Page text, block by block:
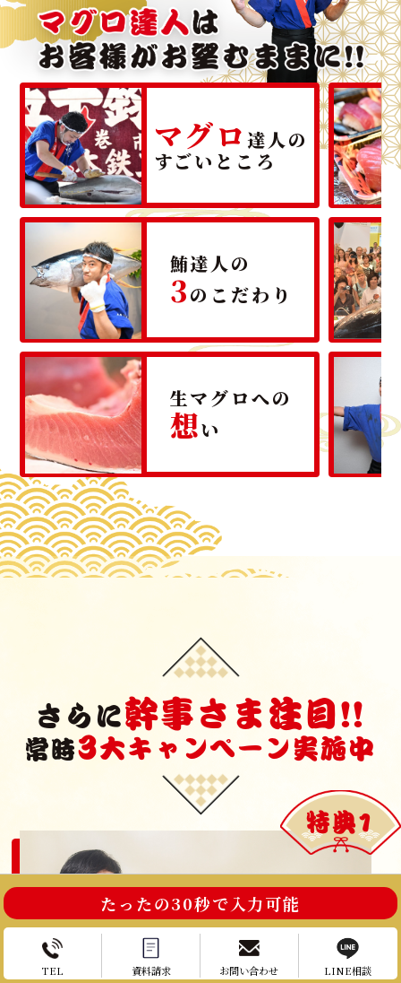
たったの30秒で入力可能
TEL 資料請求 お問い合わせ LINE相談
マグロ 達人の
すごいところ
鮪達人の
3のこだわり
生マグロへの
想い
さらに幹事さま注目!!
常時3大キャンペーン実施中
特典1